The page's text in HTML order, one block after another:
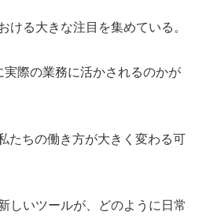
ける大きな注目を集めている。
際の業務に活かされるのかが
たちの働き方が大きく変わる可
しいツールが、どのように日常